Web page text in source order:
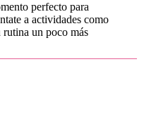
perfecto para
a actividades como
un poco más